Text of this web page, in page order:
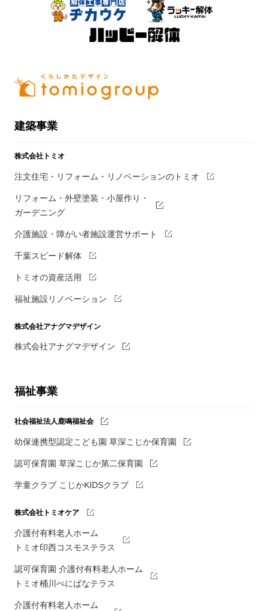
建築事業
株式会社トミオ
注文住宅・リフォーム・リノベーションのトミオ
リフォーム・外壁塗装・小屋作り・
ガーデニング
介護施設・障がい者施設運営サポート
千葉スピード解体
トミオの資産活用
福祉施設リノベーション
株式会社アナグマデザイン
株式会社アナグマデザイン
福祉事業
社会福祉法人鹿鳴福祉会
幼保連携型認定こども園 草深こじか保育園
認可保育園 草深こじか第二保育園
学童クラブ こじかKIDSクラブ
株式会社トミオケア
介護付有料老人ホーム
トミオ印西コスモステラス
認可保育園 介護付有料老人ホーム
トミオ桶川べにばなテラス
介護付有料老人ホーム